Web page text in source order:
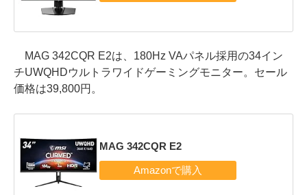
MAG 342CQR E2は、180Hz VAパネル採用の34イン
チUWQHDウルトラワイドゲーミングモニター。セール
価格は39,800円。
MAG 342CQR E2